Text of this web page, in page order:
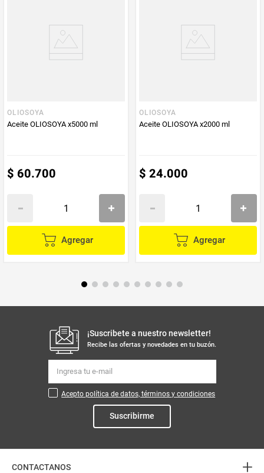
Producto (kg)
OLIOSOYA
Aceite OLIOSOYA x5000 ml
$ 60.700
Agregar
OLIOSOYA
Aceite OLIOSOYA x2000 ml
$ 24.000
Agregar
¡Suscribete a nuestro newsletter!
Recibe las ofertas y novedades en tu buzón.
Acepto política de datos, términos y condiciones
Suscribirme
CONTACTANOS +